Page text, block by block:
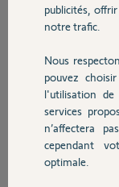
Domotique
Chauffage
Autres
Bonjour Alain,
Il faudra vous
publicités,
notre trafic.
Nous
pouvez
l'utilisation
services
n’affectera
cependant
optimale.